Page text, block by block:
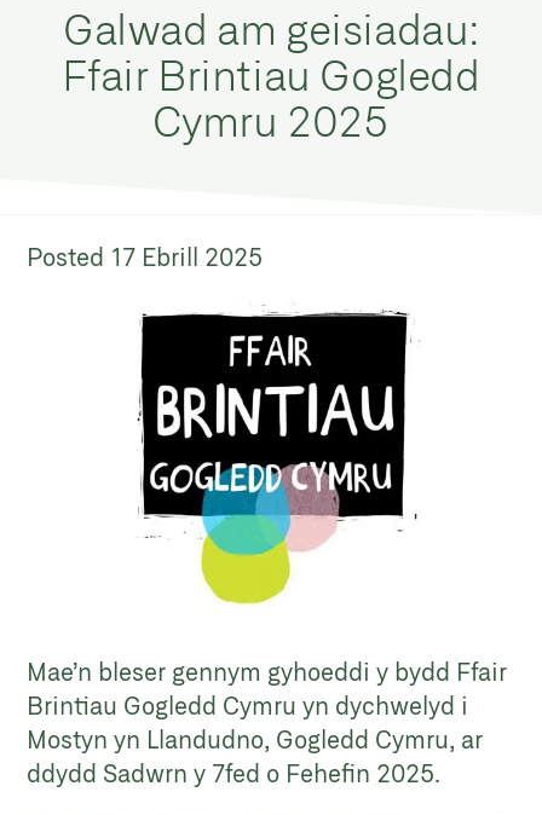
Galwad am geisiadau:
Ffair Brintiau Gogledd
Cymru 2025
Posted 17 Ebrill 2025
Mae’n bleser gennym gyhoeddi y bydd Ffair
Brintiau Gogledd Cymru yn dychwelyd i
Mostyn yn Llandudno, Gogledd Cymru, ar
ddydd Sadwrn y 7fed o Fehefin 2025.